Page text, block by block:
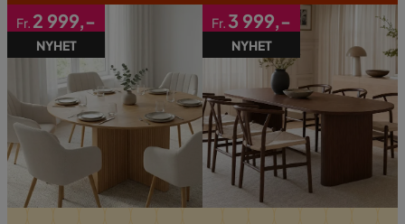
Fr. 2 999,-
NYHET
Fr. 3 999,-
NYHET